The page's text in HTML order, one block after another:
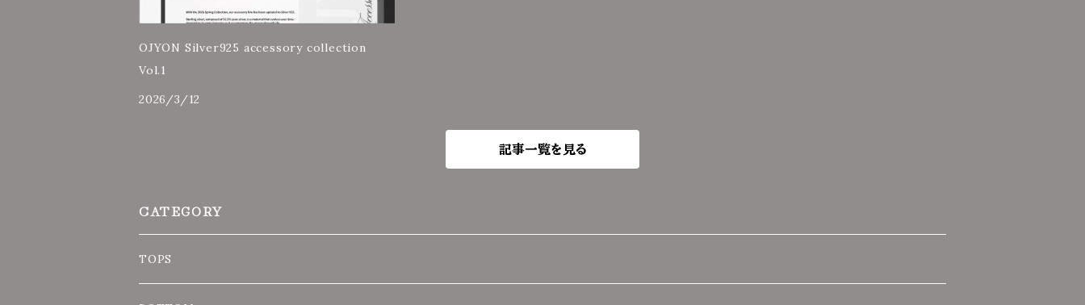
OJYON Silver925 accessory collection
Vol.1
2026/3/12
記事一覧を見る
CATEGORY
TOPS